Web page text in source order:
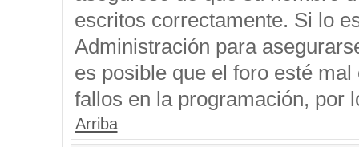
escritos correctamente. Si lo
Administración para
es posible que el foro esté
fallos en la programación, por
Arriba